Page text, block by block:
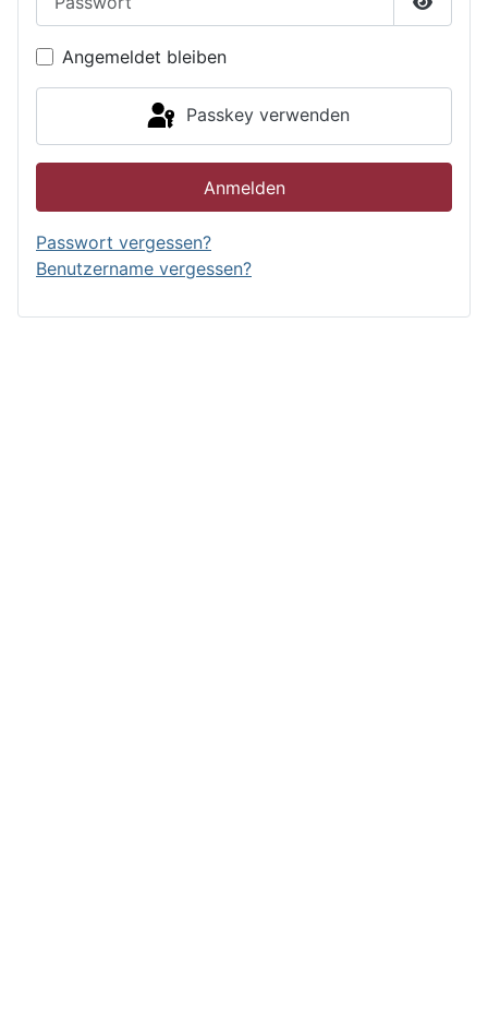
Angemeldet bleiben
Passkey verwenden
Anmelden
Passwort vergessen?
Benutzername vergessen?